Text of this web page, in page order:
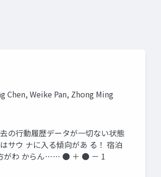
Weike Pan, Zhong Ming
の行動履歴データが一切ない状態
サウ ナに入る傾向があ る！ 宿泊
方がわ からん…… ● ＋ ● － 1